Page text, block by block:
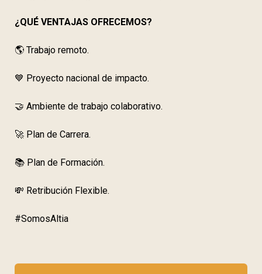
¿QUÉ VENTAJAS OFRECEMOS?
🌎 Trabajo remoto.
💙 Proyecto nacional de impacto.
🤝 Ambiente de trabajo colaborativo.
🚀 Plan de Carrera.
📚 Plan de Formación.
💸 Retribución Flexible.
#SomosAltia